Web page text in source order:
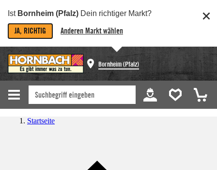
Ist Bornheim (Pfalz) Dein richtiger Markt?
JA, RICHTIG Anderen Markt wählen
Bornheim (Pfalz)
Startseite